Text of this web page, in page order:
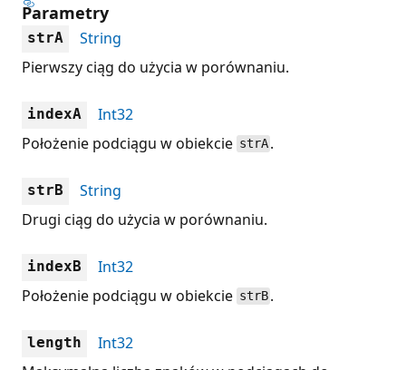
Parametry
strA
String
Pierwszy ciąg do użycia w porównaniu.
indexA
Int32
Położenie podciągu w obiekcie strA .
strB
String
Drugi ciąg do użycia w porównaniu.
indexB
Int32
Położenie podciągu w obiekcie strB .
length
Int32